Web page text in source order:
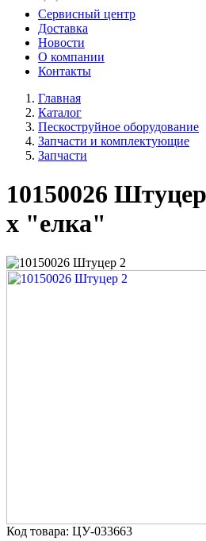
Сервисный центр
Доставка
Новости
О компании
Контакты
Главная
Каталог
Пескоструйное оборудование
Запчасти и комплектующие
Запчасти
10150026
x "елка"
Код товара: ЦУ-033663